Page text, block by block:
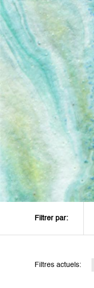
Filtrer par:
Filtres actuels: